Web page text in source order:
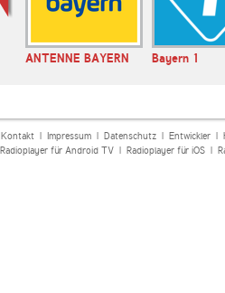
ANTENNE BAYERN Bayern 1
Kontakt| Impressum| Datenschutz| Entwickler|
Radioplayer für Android TV| Radioplayer für iOS|